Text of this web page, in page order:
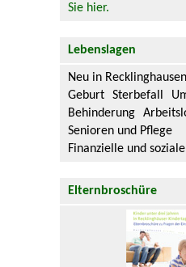
Sie hier.
Lebenslagen
Neu in Recklinghausen
Geburt
Sterbefall
Behinderung
Senioren und Pflege
Finanzielle und
Elternbroschüre